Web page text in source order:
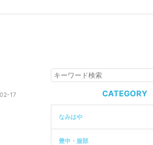
17 CATEGORY
なみはや
豊中・服部